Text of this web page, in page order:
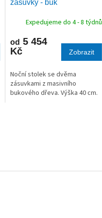
A
zásuvky - buk
Expedujeme do 4 - 8 týdnů
od 5 454
Kč
Zobrazit
Noční stolek se dvěma
zásuvkami z masivního
bukového dřeva. Výška 40 cm.